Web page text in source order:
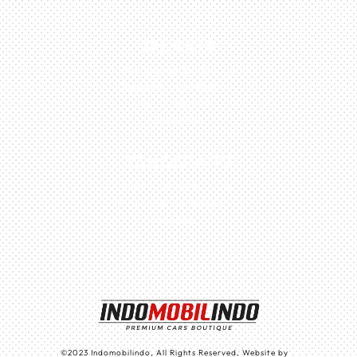
JAKARTA
Perumahan Boulevard
Taman Surya 3 Blok h2,
No.27, Jakarta –
Indonesia
TANGERANG
Husein Sastra Negara,
No.8 Jurumudi Tangerang
– Indonesia
©2023Indomobilindo, All Rights Reserved, Website by